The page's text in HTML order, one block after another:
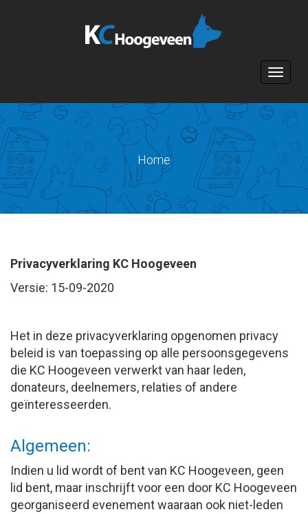
Toggle
Home
Privacyverklaring KC Hoogeveen
Versie: 15-09-2020
Het in deze privacyverklaring opgenomen privacy
beleid is van toepassing op alle persoonsgegevens
die KC Hoogeveen verwerkt van haar leden,
donateurs, deelnemers, relaties of andere
geïnteresseerden.
Algemeen:
Indien u lid wordt of bent van KC Hoogeveen, geen
lid bent, maar inschrijft voor een door KC Hoogeveen
georganiseerd evenement waaraan ook niet-leden